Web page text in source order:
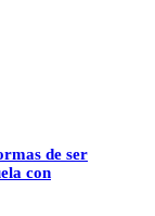
de ser
con